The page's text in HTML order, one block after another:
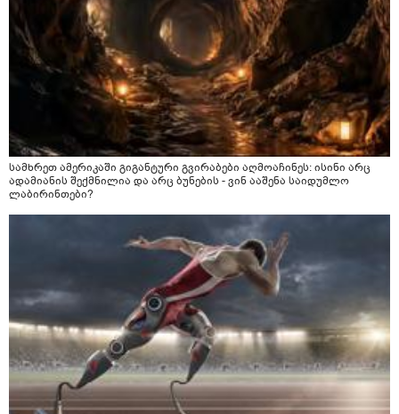
სამხრეთ ამერიკაში გიგანტური გვირაბები აღმოაჩინეს: ისინი არც
ადამიანის შექმნილია და არც ბუნების - ვინ ააშენა საიდუმლო
ლაბირინთები?